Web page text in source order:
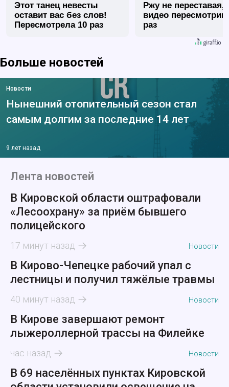
Этот танец невесты
оставит вас без слов!
Пересмотрела 10 раз
Ржу не переставая,
видео
раз
Больше новостей
Новости
Нынешний отопительный сезон стал
самым долгим за последние 14 лет
9 лет назад
Лента новостей
В Кировской области оштрафовали
«Лесоохрану» за приём бывшего
полицейского
17 минут назад Новости
В Кирово-Чепецке рабочий упал с
лестницы и получил тяжёлые травмы
40 минут назад Новости
В Кирове завершают ремонт
лыжероллерной трассы на Филейке
час назад Новости
В 69 населённых пунктах Кировской